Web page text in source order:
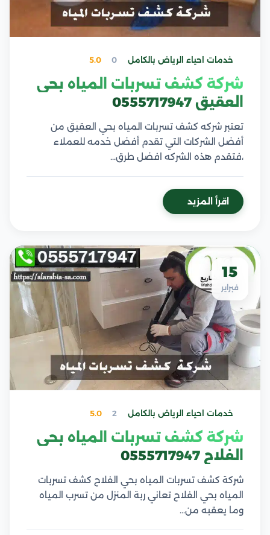
خدمات احياء الرياض بالكامل 0
5.0
شركة كشف تسربات المياه بحي
العقيق 0555717947
تعتبر شركه كشف تسربات المياه بحي العقيق من
أفضل الشركات التي تقدم أفضل خدمه للعملاء
،فتقدم هذه الشركه افضل طرق…
اقرأ المزيد
15
فبراير
خدمات احياء الرياض بالكامل 2
5.0
شركة كشف تسربات المياه بحي
الفلاح 0555717947
شركة كشف تسربات المياه بحي الفلاح كشف تسربات
المياه بحي الفلاح تعاني ربة المنزل من تسرب المياه
وما يعقبه من…